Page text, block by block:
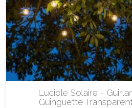
Luciole Solaire -
Guinguette